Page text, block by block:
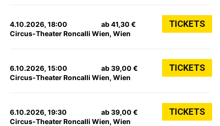
4.10.2026, 18:00
Circus-Theater Roncalli Wien, Wien
ab 41,30 € TICKETS
6.10.2026, 15:00
Circus-Theater Roncalli Wien, Wien
ab 39,00 € TICKETS
6.10.2026, 19:30
Circus-Theater Roncalli Wien, Wien
ab 39,00 € TICKETS